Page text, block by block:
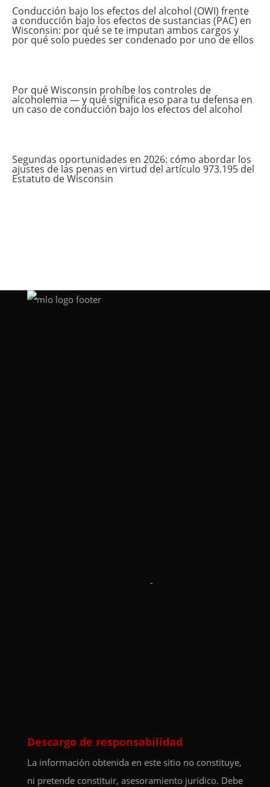
Conducción bajo los efectos del alcohol (OWI) frente
a conducción bajo los efectos de sustancias (PAC) en
Wisconsin: por qué se te imputan ambos cargos y
por qué solo puedes ser condenado por uno de ellos
Por qué Wisconsin prohíbe los controles de
alcoholemia — y qué significa eso para tu defensa en
un caso de conducción bajo los efectos del alcohol
Segundas oportunidades en 2026: cómo abordar los
ajustes de las penas en virtud del artículo 973.195 del
Estatuto de Wisconsin
-
Descargo de responsabilidad
La información obtenida en este sitio no constituye,
ni pretende constituir, asesoramiento jurídico. Debe